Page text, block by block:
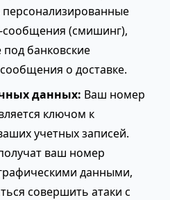
персонализированные
(смишинг),
банковские
о доставке.
данных: Ваш номер
ключом к
учетных записей.
ваш номер
данными,
совершить атаки с